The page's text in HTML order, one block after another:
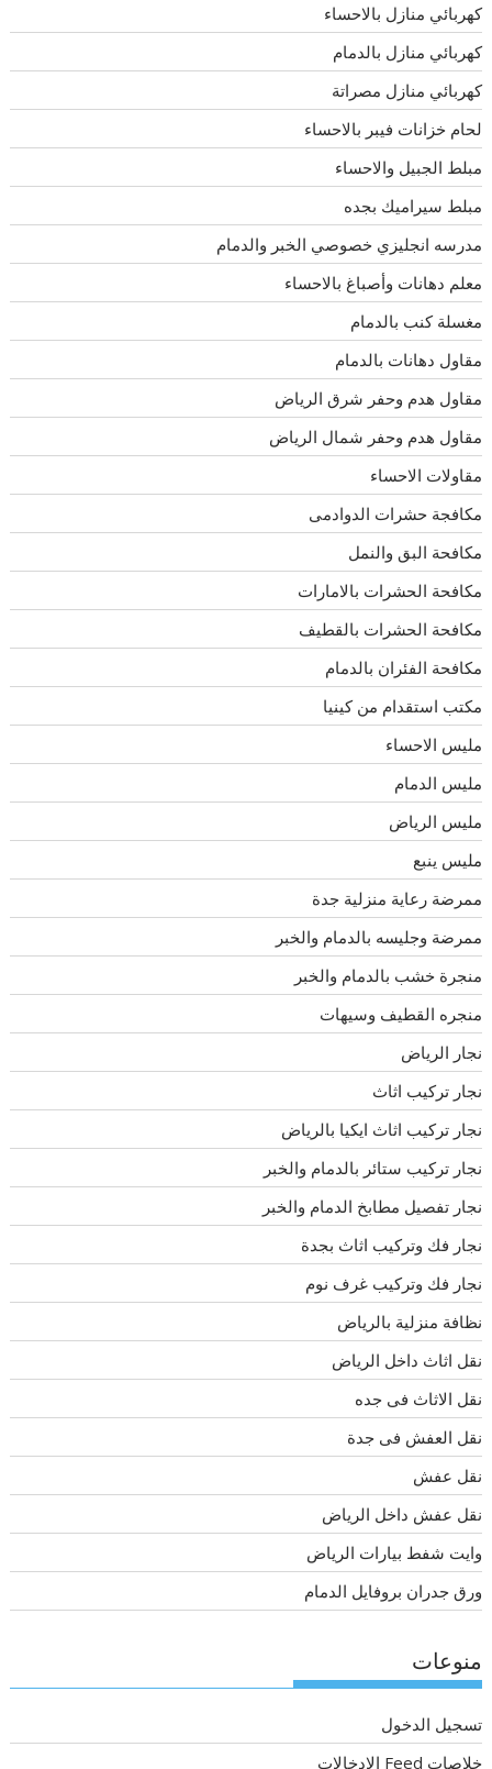
كهربائي منازل بالاحساء
كهربائي منازل بالدمام
كهربائي منازل مصراتة
لحام خزانات فيبر بالاحساء
مبلط الجبيل والاحساء
مبلط سيراميك بجده
مدرسه انجليزي خصوصي الخبر والدمام
معلم دهانات وأصباغ بالاحساء
مغسلة كنب بالدمام
مقاول دهانات بالدمام
مقاول هدم وحفر شرق الرياض
مقاول هدم وحفر شمال الرياض
مقاولات الاحساء
مكافجة حشرات الدوادمى
مكافحة البق والنمل
مكافحة الحشرات بالامارات
مكافحة الحشرات بالقطيف
مكافحة الفئران بالدمام
مكتب استقدام من كينيا
مليس الاحساء
مليس الدمام
مليس الرياض
مليس ينبع
ممرضة رعاية منزلية جدة
ممرضة وجليسه بالدمام والخبر
منجرة خشب بالدمام والخبر
منجره القطيف وسيهات
نجار الرياض
نجار تركيب اثاث
نجار تركيب اثاث ايكيا بالرياض
نجار تركيب ستائر بالدمام والخبر
نجار تفصيل مطابخ الدمام والخبر
نجار فك وتركيب اثاث بجدة
نجار فك وتركيب غرف نوم
نظافة منزلية بالرياض
نقل اثاث داخل الرياض
نقل الاثاث فى جده
نقل العفش فى جدة
نقل عفش
نقل عفش داخل الرياض
وايت شفط بيارات الرياض
ورق جدران بروفايل الدمام
منوعات
تسجيل الدخول
خلاصات Feed الإدخالات